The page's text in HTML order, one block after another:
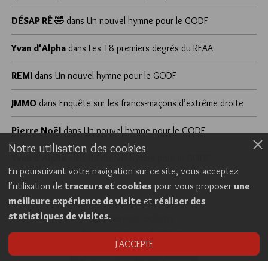
DÉSAP RÊ 🤣 dans Un nouvel hymne pour le GODF
Yvan d'Alpha dans Les 18 premiers degrés du REAA
REMI dans Un nouvel hymne pour le GODF
JMMO dans Enquête sur les francs-maçons d’extrême droite
Pierre NoëldansUn nouvel hymne pour le GODF
Cookies
Politique de confidentialité
Consentement explicite
Conditions générales d’utilisation
Notre utilisation des cookies
En poursuivant votre navigation sur ce site, vous acceptez
l’utilisation de traceurs et cookies pour vous proposer une
meilleure expérience de visite et réaliser des
statistiques de visites.
J'ACCEPTE